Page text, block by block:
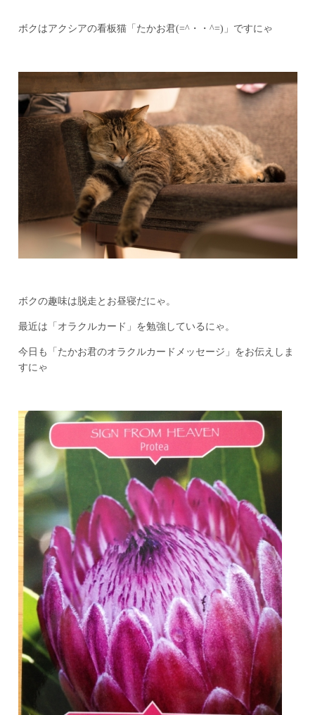
ボクはアクシアの看板猫「たかお君(=^・・^=)」ですにゃ
ボクの趣味は脱走とお昼寝だにゃ。
最近は「オラクルカード」を勉強しているにゃ。
今日も「たかお君のオラクルカードメッセージ」をお伝えしま
すにゃ